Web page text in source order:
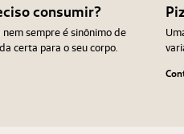
consumir?
sempre é sinônimo de
certa para o seu corpo.